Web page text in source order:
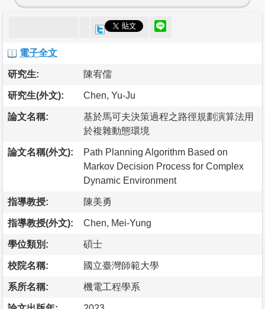
電子全文
研究生: 陳宥儒
研究生(外文): Chen, Yu-Ju
論文名稱:
基於馬可夫決策過程之路徑規劃演算法用
於複雜動態環境
論文名稱(外文):
Path Planning Algorithm Based on
Markov Decision Process for Complex
Dynamic Environment
指導教授: 陳美勇
指導教授(外文): Chen, Mei-Yung
學位類別: 碩士
校院名稱: 國立臺灣師範大學
系所名稱: 機電工程學系